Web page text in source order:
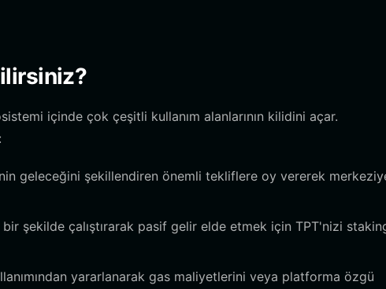
içinde çok çeşitli kullanım alanlarının kilidini açar.
geleceğini şekillendiren önemli tekliflere oy vererek
bir şekilde çalıştırarak pasif gelir elde etmek için TPT'nizi
yararlanarak gas maliyetlerini veya platforma özgü